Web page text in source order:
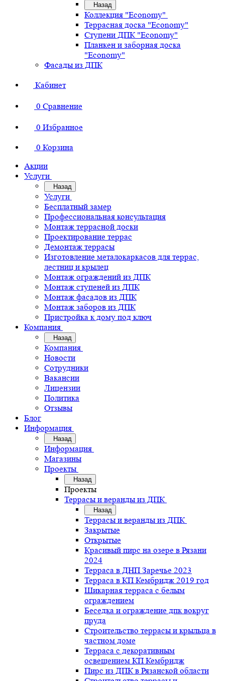
Назад
Коллекция "Economy"
Террасная доска "Economy"
Ступени ДПК "Economy"
Планкен и заборная доска
"Economy"
Фасады из ДПК
Кабинет
0 Сравнение
0 Избранное
0 Корзина
Акции
Услуги
Назад
Услуги
Бесплатный замер
Профессиональная консультация
Монтаж террасной доски
Проектирование террас
Демонтаж террасы
Изготовление металокаркасов для террас,
лестниц и крылец
Монтаж ограждений из ДПК
Монтаж ступеней из ДПК
Монтаж фасадов из ДПК
Монтаж заборов из ДПК
Пристройка к дому под ключ
Компания
Назад
Компания
Новости
Сотрудники
Вакансии
Лицензии
Политика
Отзывы
Блог
Информация
Назад
Информация
Магазины
Проекты
Назад
Проекты
Террасы и веранды из ДПК
Назад
Террасы и веранды из ДПК
Закрытые
Открытые
Красивый пирс на озере в Рязани
2024
Терраса в ДНП Заречье 2023
Терраса в КП Кембридж 2019 год
Шикарная терраса с белым
ограждением
Беседка и ограждение дпк вокруг
пруда
Строительство террасы и крыльца в
частном доме
Терраса с декоративным
освещением КП Кембридж
Пирс из ДПК в Рязанской области